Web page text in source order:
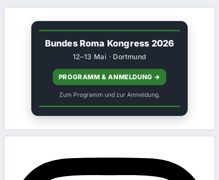
Bundes Roma Kongress 2026
12–13 Mai · Dortmund
PROGRAMM & ANMELDUNG →
Zum Programm und zur Anmeldung.